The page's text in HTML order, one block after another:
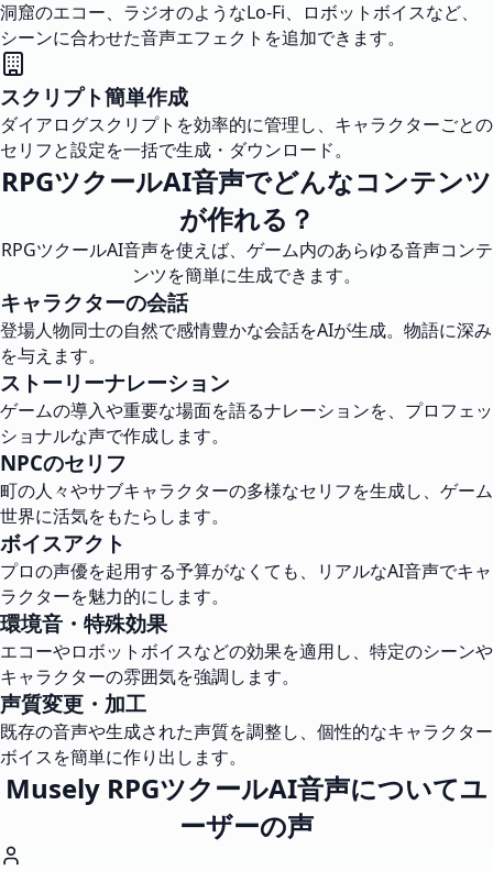
洞窟のエコー、ラジオのようなLo-Fi、ロボットボイスなど、
シーンに合わせた音声エフェクトを追加できます。
スクリプト簡単作成
ダイアログスクリプトを効率的に管理し、キャラクターごとの
セリフと設定を一括で生成・ダウンロード。
RPGツクールAI音声でどんなコンテンツ
が作れる？
RPGツクールAI音声を使えば、ゲーム内のあらゆる音声コンテ
ンツを簡単に生成できます。
キャラクターの会話
登場人物同士の自然で感情豊かな会話をAIが生成。物語に深み
を与えます。
ストーリーナレーション
ゲームの導入や重要な場面を語るナレーションを、プロフェッ
ショナルな声で作成します。
NPCのセリフ
町の人々やサブキャラクターの多様なセリフを生成し、ゲーム
世界に活気をもたらします。
ボイスアクト
プロの声優を起用する予算がなくても、リアルなAI音声でキャ
ラクターを魅力的にします。
環境音・特殊効果
エコーやロボットボイスなどの効果を適用し、特定のシーンや
キャラクターの雰囲気を強調します。
声質変更・加工
既存の音声や生成された声質を調整し、個性的なキャラクター
ボイスを簡単に作り出します。
Musely RPGツクールAI音声についてユ
ーザーの声